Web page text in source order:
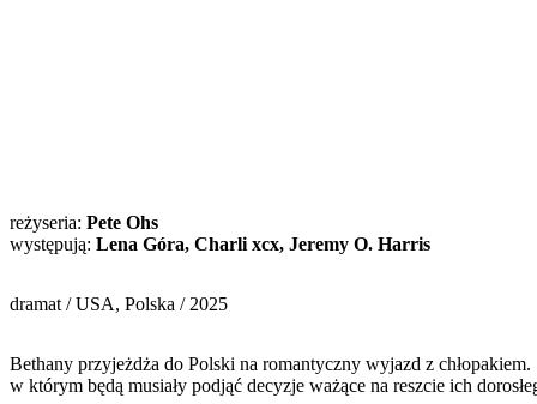
reżyseria: Pete Ohs
występują: Lena Góra, Charli xcx, Jeremy O. Harris
dramat / USA, Polska / 2025
Bethany przyjeżdża do Polski na romantyczny wyjazd z
w którym będą musiały podjąć decyzje ważące na reszcie ich